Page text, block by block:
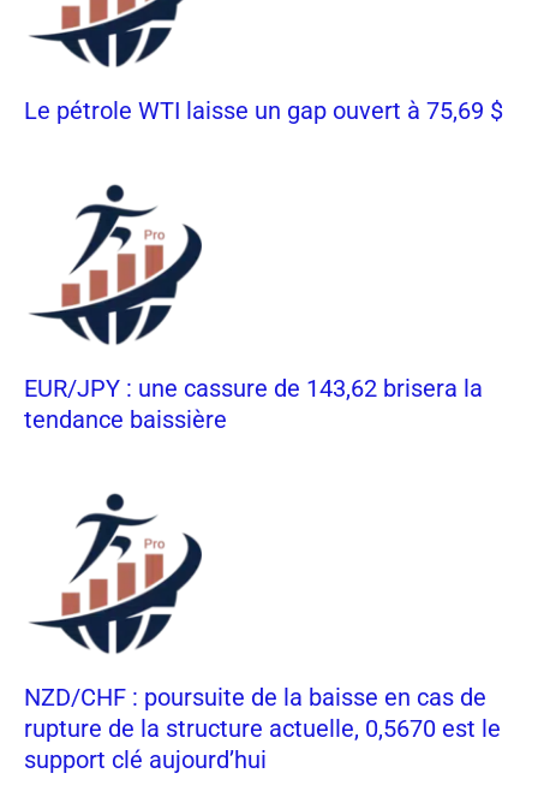
Le pétrole WTI laisse un gap ouvert à 75,69 $
EUR/JPY : une cassure de 143,62 brisera la
tendance baissière
NZD/CHF : poursuite de la baisse en cas de
rupture de la structure actuelle, 0,5670 est le
support clé aujourd’hui